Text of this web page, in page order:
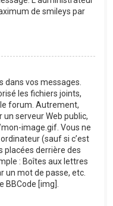
de smileys par
dans vos messages.
les fichiers joints,
forum. Autrement,
serveur Web public,
image.gif. Vous ne
(sauf si c’est
placées derrière des
: Boîtes aux lettres
un mot de passe, etc.
BBCode [img].